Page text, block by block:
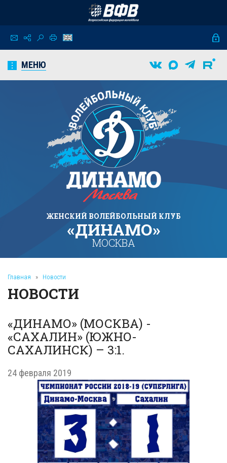
МЕНЮ
ЖЕНСКИЙ ВОЛЕЙБОЛЬНЫЙ КЛУБ
«ДИНАМО»
МОСКВА
Главная » Новости
НОВОСТИ
«ДИНАМО» (МОСКВА) -
«САХАЛИН» (ЮЖНО-
САХАЛИНСК) – 3:1.
24 февраля 2019